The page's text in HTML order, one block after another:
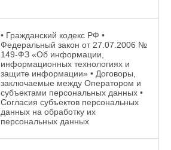
• Гражданский кодекс РФ •
Федеральный закон от 27.07.2006 №
149-ФЗ «Об информации,
информационных технологиях и
защите информации» • Договоры,
заключаемые между Оператором и
субъектами персональных данных •
Согласия субъектов персональных
данных на обработку их
персональных данных